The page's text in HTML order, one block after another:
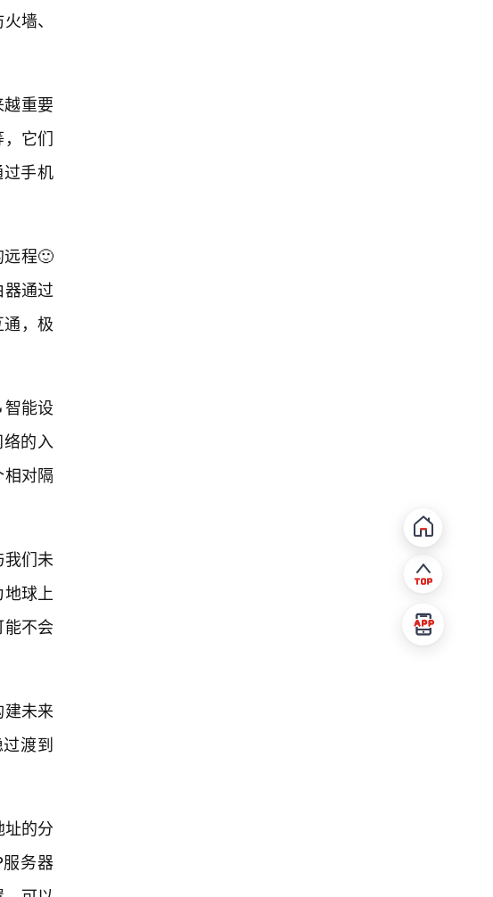
墙、
重要
它们
手机
程🙂
通过
，极
能设
的入
相对隔
们未
球上
不会
未来
渡到
的分
务器